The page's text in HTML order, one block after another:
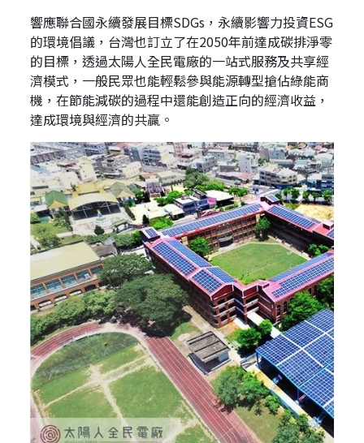
響應聯合國永續發展目標SDGs，永續影響力投資ESG
的環境倡議，台灣也訂立了在2050年前達成碳排淨零
的目標，透過太陽人全民電廠的一站式服務及共享經
濟模式，一般民眾也能輕鬆參與能源轉型搶佔綠能商
機，在節能減碳的過程中還能創造正向的經濟收益，
達成環境與經濟的共贏。